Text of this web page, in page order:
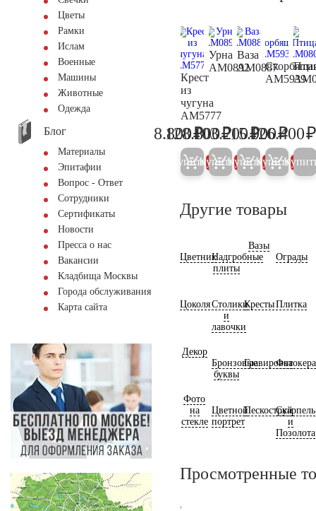
Цветы
Рамки
Ислам
Военные
Машины
Животные
Одежда
Блог
Материалы
Эпитафии
Вопрос - Ответ
Сотрудники
Сертификаты
Новости
Пресса о нас
Вакансии
Кладбища Москвы
Города обслуживания
Карта сайта
Крест
из
чугуна
AM5777
9.300
8.800₽
Купить 5%
Урна
AM0892
135.600
128.800₽
Купить 5%
Ваза
AM0887
108.600
103.200₽
Купить 5%
AM5939
15.900₽
Купить 5%
126.400₽
Другие товары
ЦветникНадгробные
плиты
Вазы
Ограды
ЦоколяСтолики
и
лавочки
КрестыПлитка
Декор
Бронзовые
буквы
Гравировка
Фото
на
стекле
Цветной
портрет
ПескоструйСкарпель
и
Позолота
Просмотренные